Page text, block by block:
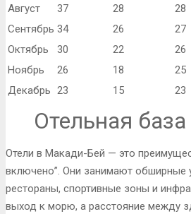
Август
37 28
28
Сентябрь 34 26
27
Октябрь
30 22
26
Ноябрь
26 18
25
Декабрь 23 15 23
Отельная
Отели в Макади-Бей — это
включено”. Они занимают обширные
рестораны, спортивные зоны и
выход к морю, а расстояние между